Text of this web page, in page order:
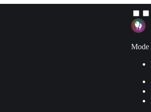
Mode